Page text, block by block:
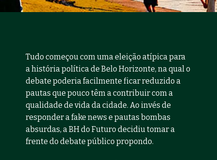
Tudo começou com uma eleição atípica para
a história política de Belo Horizonte, na qual o
debate poderia facilmente ficar reduzido a
pautas que pouco têm a contribuir com a
qualidade de vida da cidade. Ao invés de
responder a fake news e pautas bombas
absurdas, a BH do Futuro decidiu tomar a
frente do debate público propondo.